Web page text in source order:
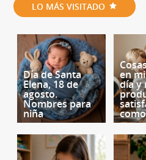
LO MÁS VISITADO
Día de Santa
Elena, 18 de
agosto.
Nombres para
niña
en
día y